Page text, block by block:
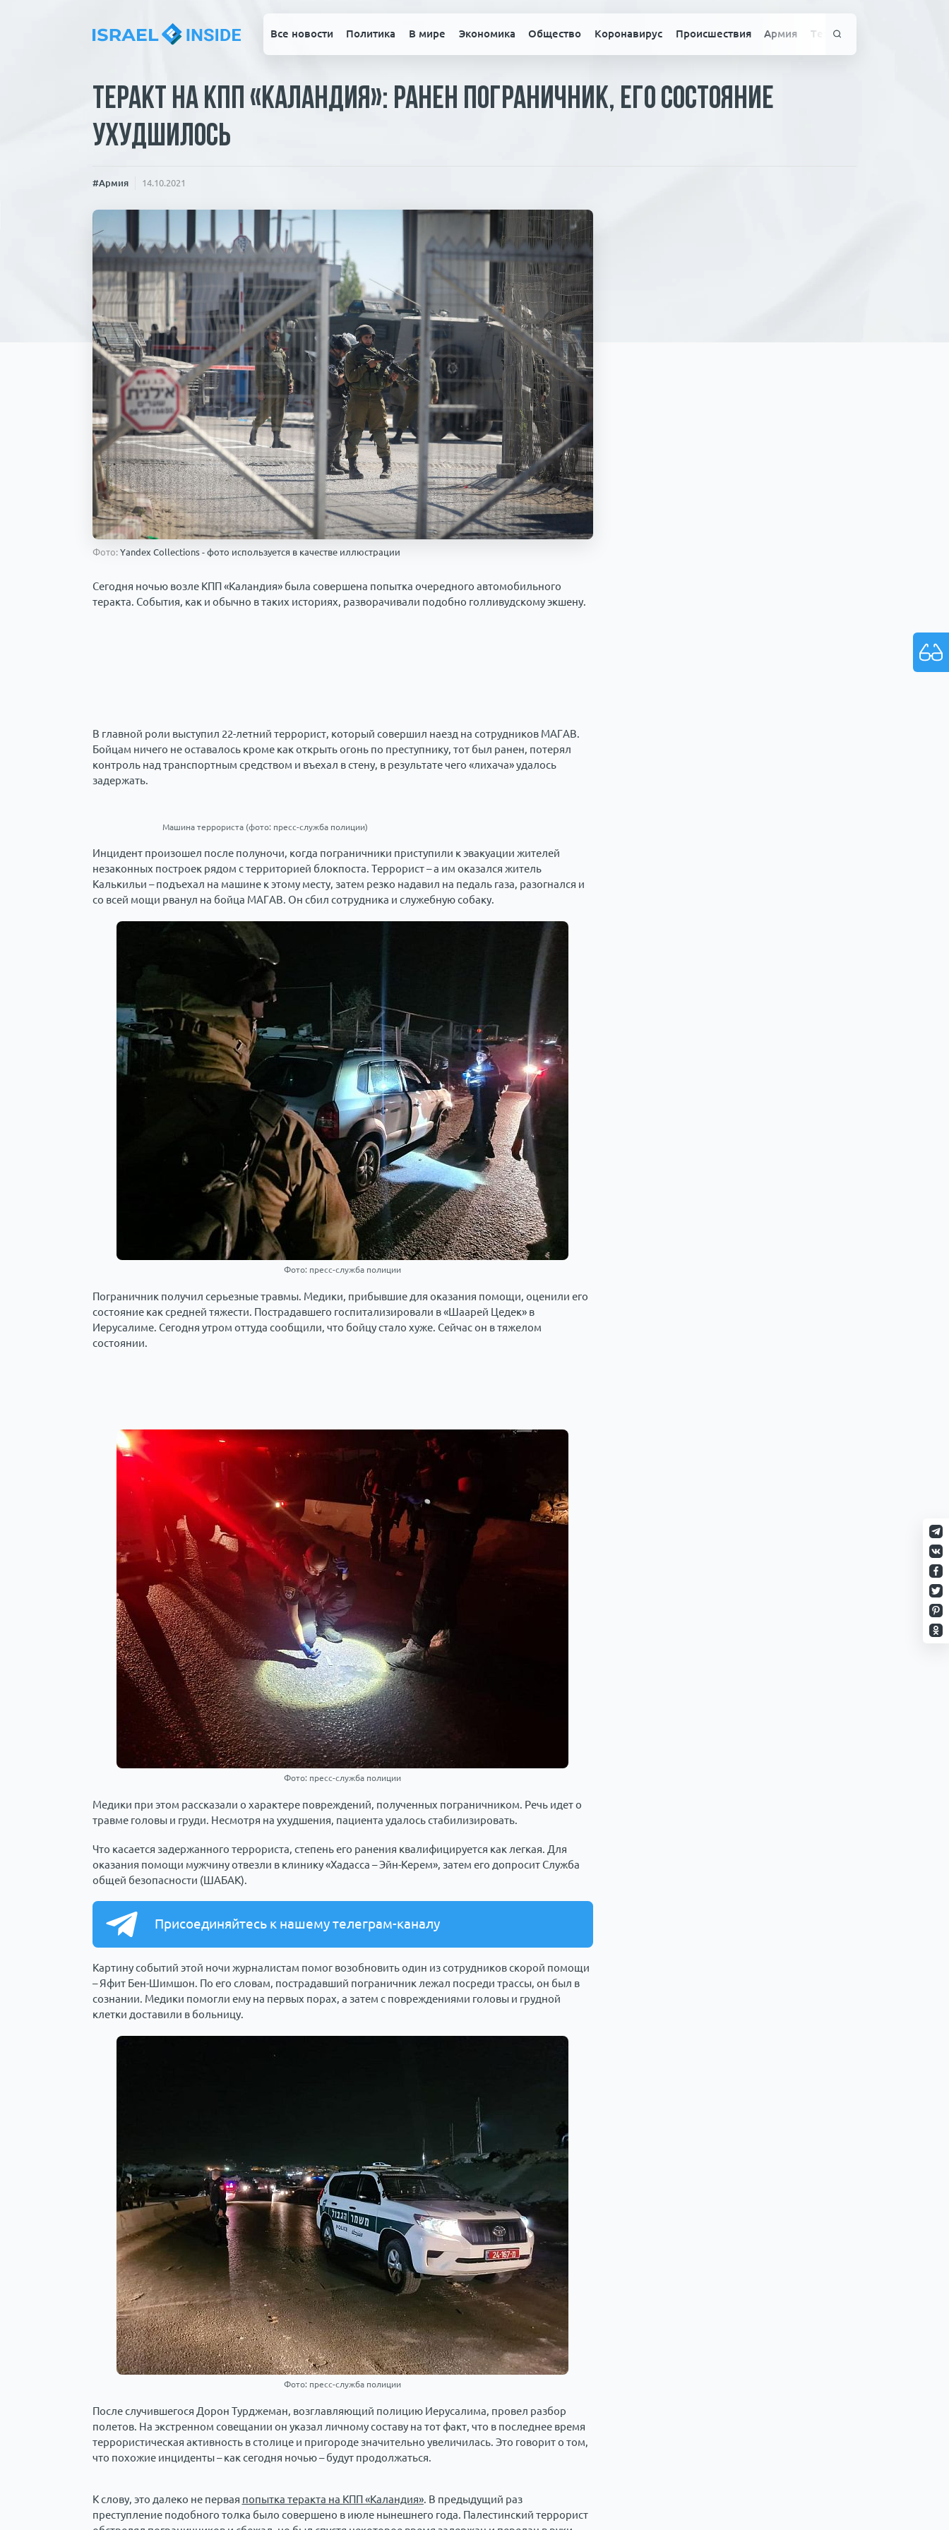
Все новости Политика В мире Экономика Общество Коронавирус Происшествия Армия Технологии
Теракт на КПП «Каландия»: ранен пограничник, его состояние
ухудшилось
#Армия 14.10.2021
Фото: Yandex Collections - фото используется в качестве иллюстрации
Сегодня ночью возле КПП «Каландия» была совершена попытка очередного автомобильного
теракта. События, как и обычно в таких историях, разворачивали подобно голливудскому экшену.
В главной роли выступил 22-летний террорист, который совершил наезд на сотрудников МАГАВ.
Бойцам ничего не оставалось кроме как открыть огонь по преступнику, тот был ранен, потерял
контроль над транспортным средством и въехал в стену, в результате чего «лихача» удалось
задержать.
Машина террориста (фото: пресс-служба полиции)
Инцидент произошел после полуночи, когда пограничники приступили к эвакуации жителей
незаконных построек рядом с территорией блокпоста. Террорист – а им оказался житель
Калькильи – подъехал на машине к этому месту, затем резко надавил на педаль газа, разогнался и
со всей мощи рванул на бойца МАГАВ. Он сбил сотрудника и служебную собаку.
Фото: пресс-служба полиции
Пограничник получил серьезные травмы. Медики, прибывшие для оказания помощи, оценили его
состояние как средней тяжести. Пострадавшего госпитализировали в «Шаарей Цедек» в
Иерусалиме. Сегодня утром оттуда сообщили, что бойцу стало хуже. Сейчас он в тяжелом
состоянии.
Фото: пресс-служба полиции
Медики при этом рассказали о характере повреждений, полученных пограничником. Речь идет о
травме головы и груди. Несмотря на ухудшения, пациента удалось стабилизировать.
Что касается задержанного террориста, степень его ранения квалифицируется как легкая. Для
оказания помощи мужчину отвезли в клинику «Хадасса – Эйн-Керем», затем его допросит Служба
общей безопасности (ШАБАК).
Присоединяйтесь к нашему телеграм-каналу
Картину событий этой ночи журналистам помог возобновить один из сотрудников скорой помощи
– Яфит Бен-Шимшон. По его словам, пострадавший пограничник лежал посреди трассы, он был в
сознании. Медики помогли ему на первых порах, а затем с повреждениями головы и грудной
клетки доставили в больницу.
Фото: пресс-служба полиции
После случившегося Дорон Турджеман, возглавляющий полицию Иерусалима, провел разбор
полетов. На экстренном совещании он указал личному составу на тот факт, что в последнее время
террористическая активность в столице и пригороде значительно увеличилась. Это говорит о том,
что похожие инциденты – как сегодня ночью – будут продолжаться.
К слову, это далеко не первая попытка теракта на КПП «Каландия». В предыдущий раз
преступление подобного толка было совершено в июле нынешнего года. Палестинский террорист